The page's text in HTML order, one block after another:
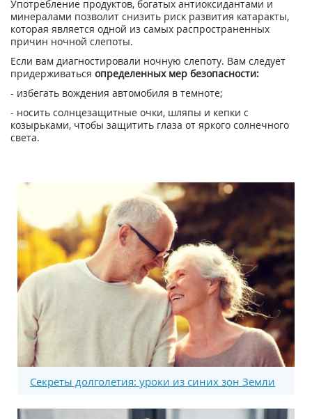
Употребление продуктов, богатых антиоксидантами и
минералами позволит снизить риск развития катаракты,
которая является одной из самых распространенных
причин ночной слепоты.
Если вам диагностировали ночную слепоту. Вам следует
придерживаться определенных мер безопасности:
- избегать вождения автомобиля в темноте;
- носить солнцезащитные очки, шляпы и кепки с
козырьками, чтобы защитить глаза от яркого солнечного
света.
Секреты долголетия: уроки из синих зон Земли